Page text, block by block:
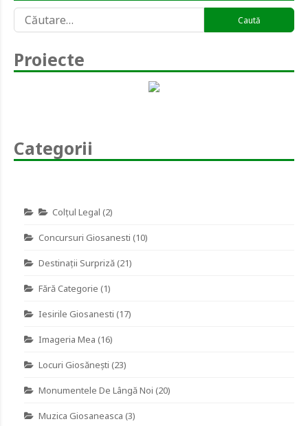
după:
Proiecte
Categorii
Colţul Legal (2)
Concursuri Giosanesti (10)
Destinaţii Surpriză(21)
Fără Categorie (1)
Iesirile Giosanesti (17)
Imageria Mea (16)
Locuri Giosănești (23)
Monumentele De Lângă Noi (20)
Muzica Giosaneasca (3)